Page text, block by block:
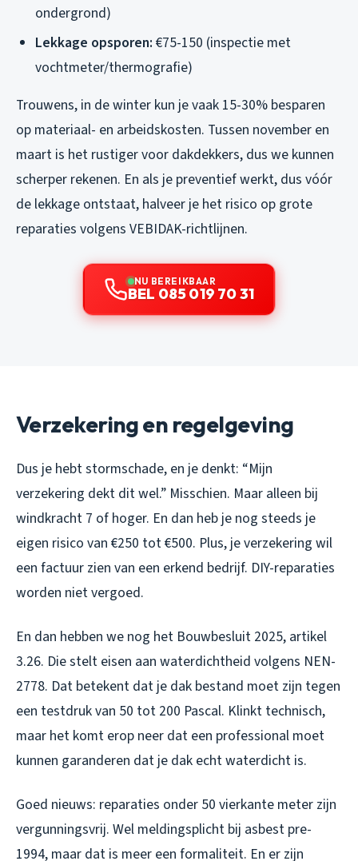
ondergrond)
Lekkage opsporen: €75-150 (inspectie met
vochtmeter/thermografie)
Trouwens, in de winter kun je vaak 15-30% besparen
op materiaal- en arbeidskosten. Tussen november en
maart is het rustiger voor dakdekkers, dus we kunnen
scherper rekenen. En als je preventief werkt, dus vóór
de lekkage ontstaat, halveer je het risico op grote
reparaties volgens VEBIDAK-richtlijnen.
NU BEREIKBAAR
BEL 085 019 70 31
Verzekering en regelgeving
Dus je hebt stormschade, en je denkt: “Mijn
verzekering dekt dit wel.” Misschien. Maar alleen bij
windkracht 7 of hoger. En dan heb je nog steeds je
eigen risico van €250 tot €500. Plus, je verzekering wil
een factuur zien van een erkend bedrijf. DIY-reparaties
worden niet vergoed.
En dan hebben we nog het Bouwbesluit 2025, artikel
3.26. Die stelt eisen aan waterdichtheid volgens NEN-
2778. Dat betekent dat je dak bestand moet zijn tegen
een testdruk van 50 tot 200 Pascal. Klinkt technisch,
maar het komt erop neer dat een professional moet
kunnen garanderen dat je dak echt waterdicht is.
Goed nieuws: reparaties onder 50 vierkante meter zijn
vergunningsvrij. Wel meldingsplicht bij asbest pre-
1994, maar dat is meer een formaliteit. En er zijn